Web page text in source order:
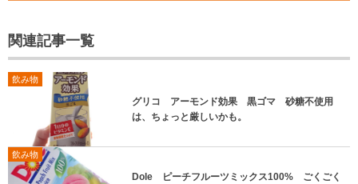
関連記事一覧
飲み物
グリコ アーモンド効果 黒ゴマ 砂糖不使用
は、ちょっと厳しいかも。
飲み物
Dole ピーチフルーツミックス100% ごくごく